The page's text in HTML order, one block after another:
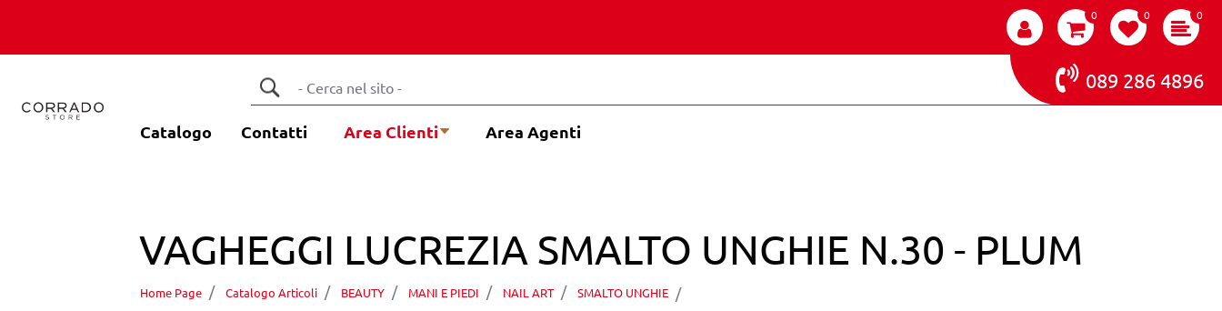
0 0 0
089 286 4896
Catalogo Contatti Area Clienti Area Agenti
VAGHEGGI LUCREZIA SMALTO UNGHIE N.30 - PLUM
Home Page Catalogo Articoli BEAUTY MANI E PIEDI NAIL ART SMALTO UNGHIE